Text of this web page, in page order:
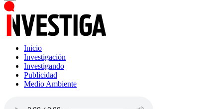
Inicio
Investigación
Investigando
Publicidad
Medio Ambiente